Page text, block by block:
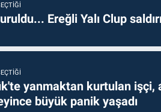
Ereğli Yalı Clup
yanmaktan kurtulan işçi,
büyük panik yaşadı